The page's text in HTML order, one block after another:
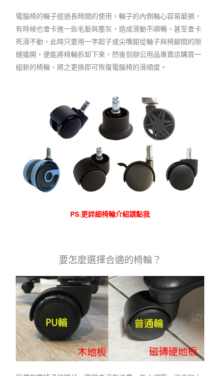
電腦椅的輪子經過長時間的使用，輪子的內側軸心容易磨損，
有時候也會卡進一些毛髮與塵灰，造成滑動不順暢，甚至會卡
死滑不動，此時只要用一字起子或尖嘴鉗從輪子與椅腳間的隙
縫撬開，便能將椅輪拆卸下來，然後到辦公用品專賣店購買一
組新的椅輪，將之更換即可恢復電腦椅的滑順度。
PS.更詳細椅輪介紹請點我
要怎麼選擇合適的椅輪？